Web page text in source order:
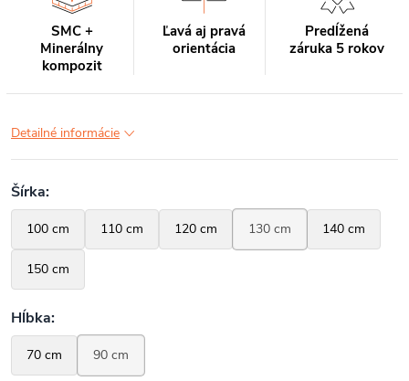
SMC +
Minerálny
kompozit
Ľavá aj pravá
orientácia
Predĺžená
záruka 5 rokov
Detailné informácie